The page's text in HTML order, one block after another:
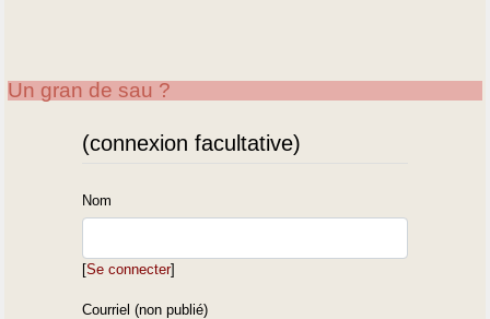
Un gran de sau ?
(connexion facultative)
Nom
[Se connecter]
Courriel (non publié)